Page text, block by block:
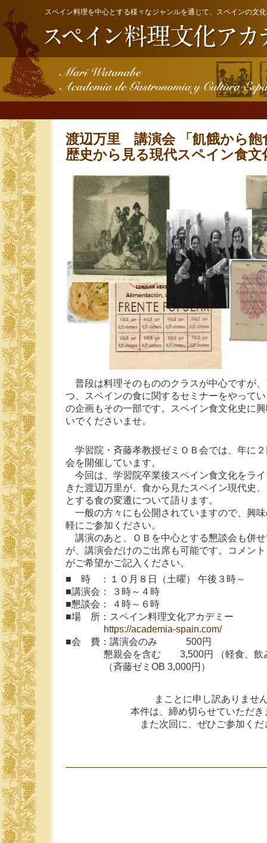
スペイン料理を中心とする様々なジャンルを通じて、スペインの文
渡辺万里 講演会 「飢餓から飽
歴史から見る現代スペイン食文
普段は料理そのもののクラスが中心ですが
つ、スペインの食に関するセミナーをやって
の企画もその一部です。スペイン食文化史に
いでくださいませ。
学習院・斉藤孝教授ゼミＯＢ会では、年に
会を開催しています。
今回は、学習院卒業後スペイン食文化をラ
きた渡辺万里が、食から見たスペイン現代史
とする食の変遷について語ります。
一般の方々にも公開されていますので、興
軽にご参加ください。
講演のあと、ＯＢを中心とする懇談会も併
が、講演会だけのご出席も可能です。コメン
がご希望かご記入ください。
■ 時 ：１０月８日（土曜） 午後３時～
■講演会： ３時～４時
■懇談会： ４時～６時
■場 所：スペイン料理文化アカデミー
https://academia-spain.com/
■会 費：講演会のみ 500円
懇親会を含む 3,500円 （軽食、飲み
（斉藤ゼミOB 3,000円）
まことに申し訳ありませ
本件は、締め切らせていただき
また次回に、ぜひご参加くだ